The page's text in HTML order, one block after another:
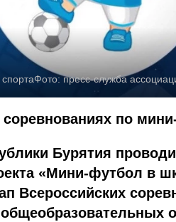
Фото:пресс-служба
по
Бурятия
«Мини-футбол в
Всероссийских